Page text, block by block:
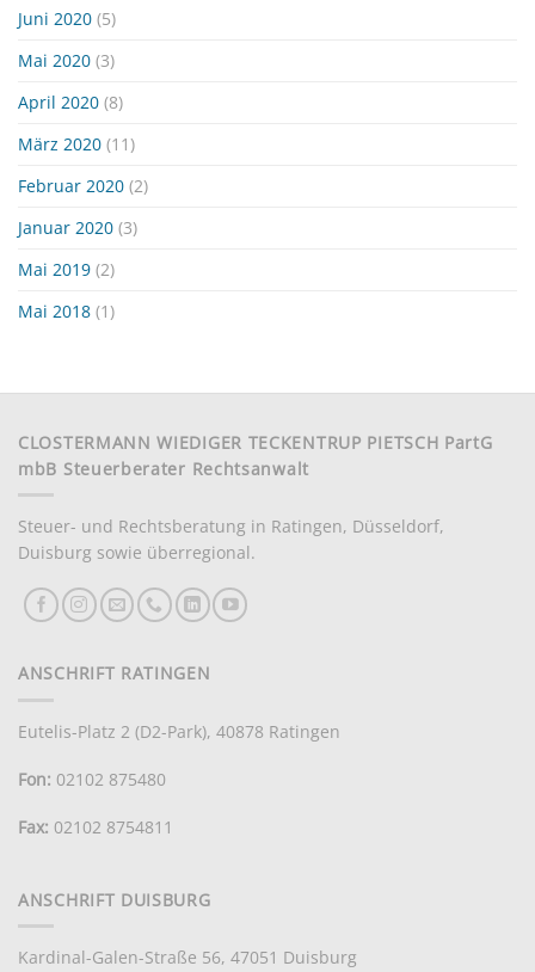
Juni 2020 (5)
Mai 2020 (3)
April 2020 (8)
März 2020 (11)
Februar 2020 (2)
Januar 2020 (3)
Mai 2019 (2)
Mai 2018 (1)
CLOSTERMANN WIEDIGER TECKENTRUP PIETSCH PartG
mbB Steuerberater Rechtsanwalt
Steuer- und Rechtsberatung in Ratingen, Düsseldorf,
Duisburg sowie überregional.
ANSCHRIFT RATINGEN
Eutelis-Platz 2 (D2-Park), 40878 Ratingen
Fon: 02102 875480
Fax: 02102 8754811
ANSCHRIFT DUISBURG
Kardinal-Galen-Straße 56, 47051 DuisburgCWTP